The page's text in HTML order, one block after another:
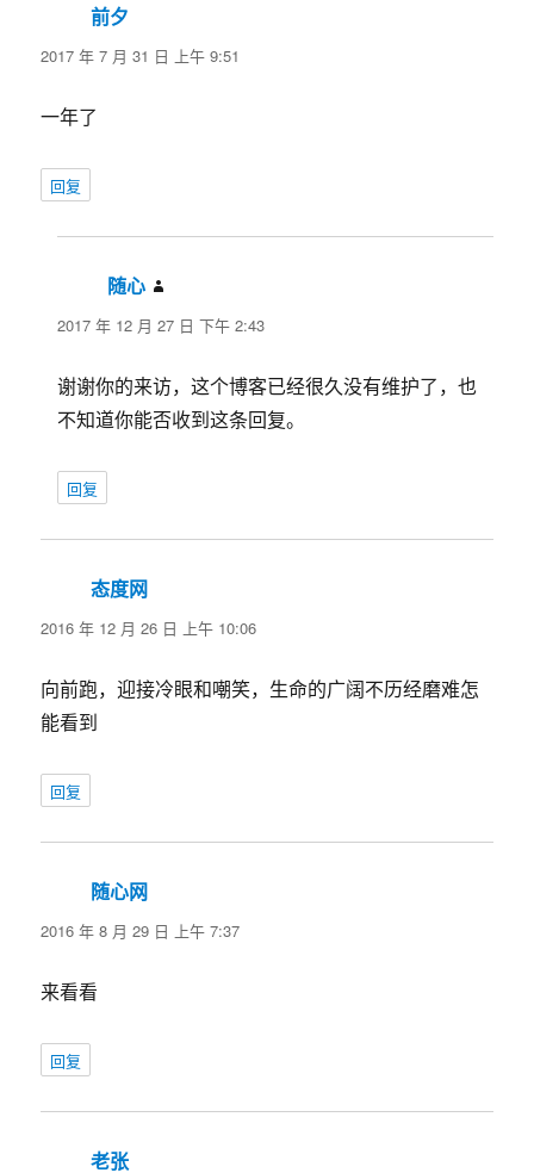
前夕
道：
2017 年 7 月 31 日 上午 9:51
一年了
回复
随心
道：
2017 年 12 月 27 日 下午 2:43
谢谢你的来访，这个博客已经很久没有维护了，也
不知道你能否收到这条回复。
回复
态度网
道：
2016 年 12 月 26 日 上午 10:06
向前跑，迎接冷眼和嘲笑，生命的广阔不历经磨难怎
能看到
回复
随心网
道：
2016 年 8 月 29 日 上午 7:37
来看看
回复
老张